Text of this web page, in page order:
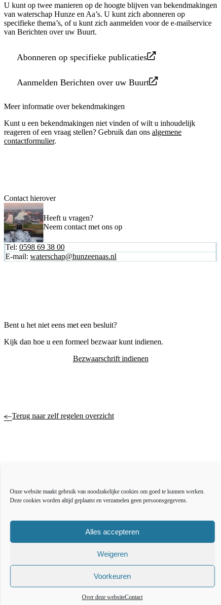
Onze website maakt gebruik van noodzakelijke cookies om goed te kunnen werken.
Deze cookies worden altijd geplaatst en verzamelen geen persoonsgegevens.
Alles accepteren
Weigeren
Voorkeuren
Over deze websiteContact
U kunt op twee manieren op de hoogte blijven van bekendmakingen
van waterschap Hunze en Aa’s. U kunt zich abonneren op
specifieke thema’s, of u kunt zich aanmelden voor de e-mailservice
van Berichten over uw Buurt.
Abonneren op specifieke publicaties
Aanmelden Berichten over uw Buurt
Meer informatie over bekendmakingen
Kunt u een bekendmakingen niet vinden of wilt u inhoudelijk
reageren of een vraag stellen? Gebruik dan ons algemene
contactformulier.
Contact hierover
Heeft u vragen?
Neem contact met ons op
Tel: 0598 69 38 00
E-mail: waterschap@hunzeenaas.nl
Bent u het niet eens met een besluit?
Kijk dan hoe u een formeel bezwaar kunt indienen.
Bezwaarschrift indienen
Terug naar zelf regelen overzicht
Bestuur en organisatie
Educatie
Over deze website
Toegankelijkheidsverklaring